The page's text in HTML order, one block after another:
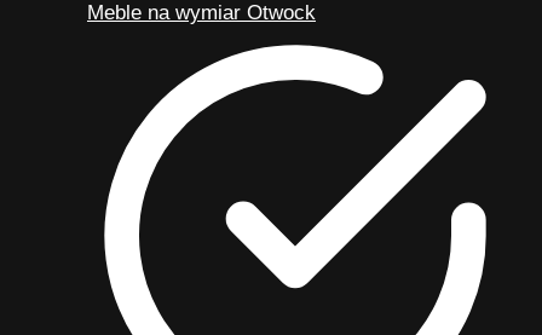
Meble na wymiar Otwock